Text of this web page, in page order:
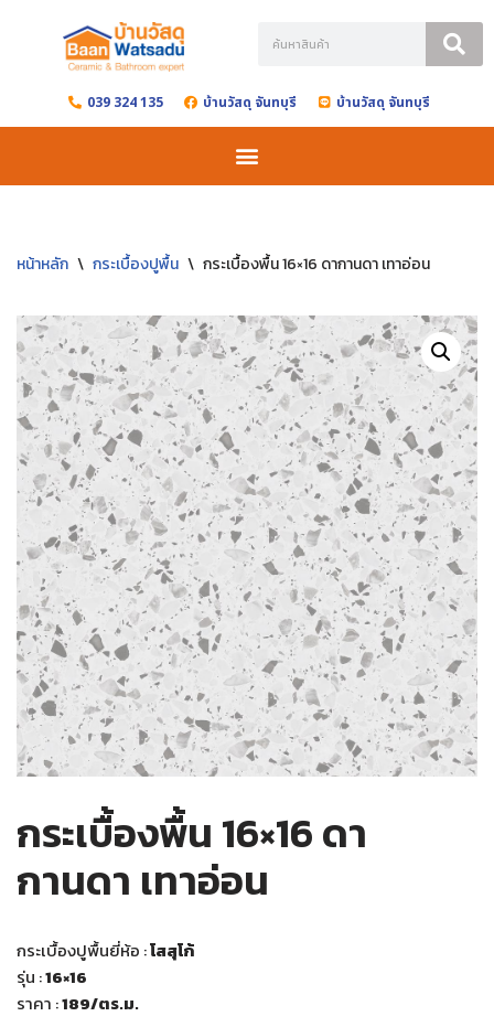
content 039 324 135 บ้านวัสดุ จันทบุรี บ้านวัสดุ จันทบุรี
หน้าหลัก \ กระเบื้องปูพื้น \ กระเบื้องพื้น 16×16 ดากานดา เทาอ่อน
กระเบื้องพื้น 16×16 ดา
กานดา เทาอ่อน
กระเบื้องปูพื้นยี่ห้อ :โสสุโก้
รุ่น :16×16
ราคา :189/ตร.ม.